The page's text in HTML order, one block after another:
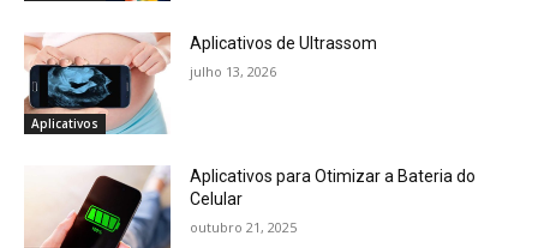
Aplicativos
Aplicativos de Ultrassom
julho 13, 2026
Aplicativos para Otimizar a Bateria do
Celular
outubro 21, 2025